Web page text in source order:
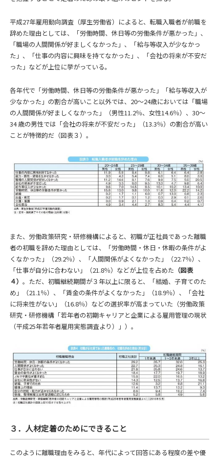
平成27年雇用動向調査（厚生労働省）によると、転職入職者が前職を
辞めた理由としては、「労働時間、休日等の労働条件が悪かった」、
「職場の人間関係が好ましくなかった」、「給与等収入が少なかっ
た」、「仕事の内容に興味を持てなかった」、「会社の将来が不安だ
った」などが上位に挙がっている。
各年代で「労働時間、休日等の労働条件が悪かった」「給与等収入が
少なかった」の割合が高いこと以外では、20～24歳においては「職場
の人間関係が好ましくなかった」（男性11.2％、女性14.6％）、30～
34 歳の男性では「会社の将来が不安だった」（13.3％）の割合が高い
ことが特徴的だ（図表３）。
また、労働政策研究・研修機構によると、初職が正社員であった離職
者の初職を辞めた理由としては、「労働時間・休日・休暇の条件がよ
くなかった」（29.2％）、「人間関係がよくなかった」（22.7％）、
「仕事が自分に合わない」（21.8％）などが上位を占めた （図表
４） 。ただ、初職継続期間が３年以上に限ると、「結婚、子育てのた
め」（21.1％）、「賃金の条件がよくなかった」（18.9％）、「会社
に将来性がない」（16.8％）などの選択率が高まっていた（労働政策
研究・研修機構「若年者の初期キャリアと企業による雇用管理の現状
（平成25年若年者雇用実態調査より）」）。
３．人材定着のためにできること
このように離職理由をみると、年代によって回答にある程度の差や優